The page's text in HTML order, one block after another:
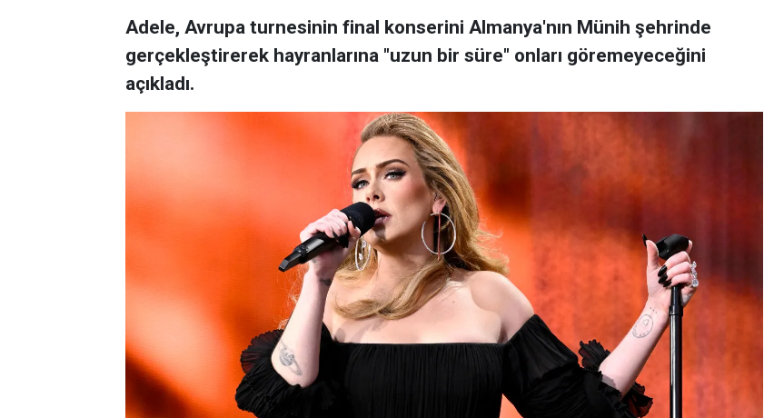
Adele, Avrupa turnesinin final konserini Almanya'nın Münih şehrinde
gerçekleştirerek hayranlarına "uzun bir süre" onları göremeyeceğini
açıkladı.